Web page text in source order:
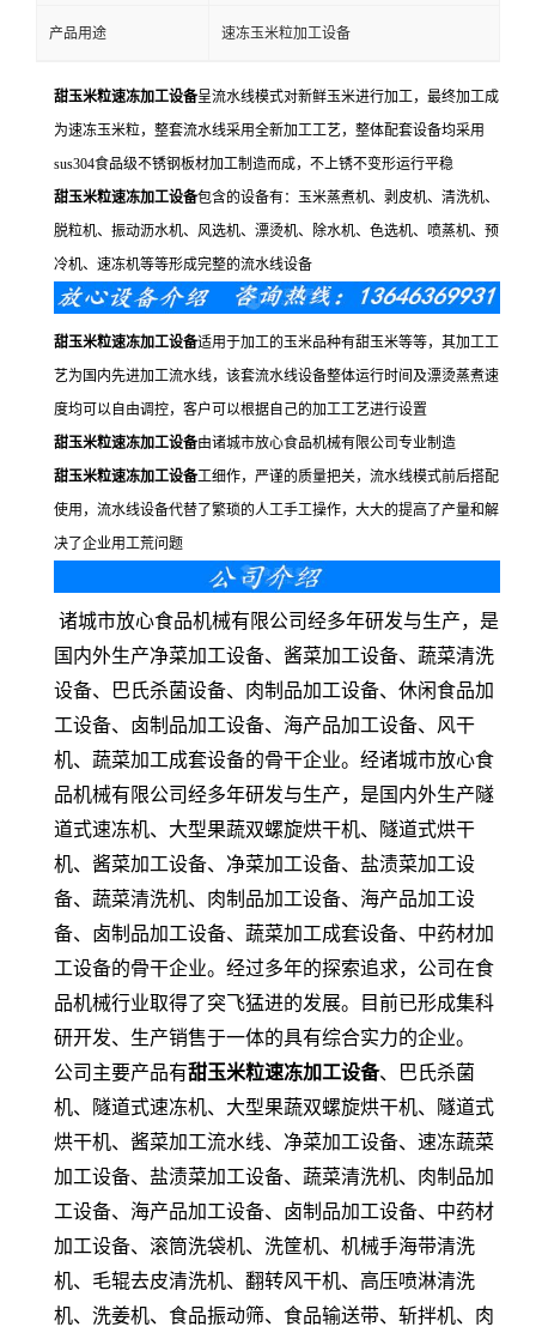
产品用途 速冻玉米粒加工设备
甜玉米粒速冻加工设备呈流水线模式对新鲜玉米进行加工，最终加工成
为速冻玉米粒，整套流水线采用全新加工工艺，整体配套设备均采用
sus304食品级不锈钢板材加工制造而成，不上锈不变形运行平稳
甜玉米粒速冻加工设备包含的设备有：玉米蒸煮机、剥皮机、清洗机、
脱粒机、振动沥水机、风选机、漂烫机、除水机、色选机、喷蒸机、预
冷机、速冻机等等形成完整的流水线设备
甜玉米粒速冻加工设备适用于加工的玉米品种有甜玉米等等，其加工工
艺为国内先进加工流水线，该套流水线设备整体运行时间及漂烫蒸煮速
度均可以自由调控，客户可以根据自己的加工工艺进行设置
甜玉米粒速冻加工设备由诸城市放心食品机械有限公司专业制造
甜玉米粒速冻加工设备工细作，严谨的质量把关，流水线模式前后搭配
使用，流水线设备代替了繁琐的人工手工操作，大大的提高了产量和解
决了企业用工荒问题
诸城市放心食品机械有限公司经多年研发与生产，是
国内外生产净菜加工设备、酱菜加工设备、蔬菜清洗
设备、巴氏杀菌设备、肉制品加工设备、休闲食品加
工设备、卤制品加工设备、海产品加工设备、风干
机、蔬菜加工成套设备的骨干企业。经诸城市放心食
品机械有限公司经多年研发与生产，是国内外生产隧
道式速冻机、大型果蔬双螺旋烘干机、隧道式烘干
机、酱菜加工设备、净菜加工设备、盐渍菜加工设
备、蔬菜清洗机、肉制品加工设备、海产品加工设
备、卤制品加工设备、蔬菜加工成套设备、中药材加
工设备的骨干企业。经过多年的探索追求，公司在食
品机械行业取得了突飞猛进的发展。目前已形成集科
研开发、生产销售于一体的具有综合实力的企业。
公司主要产品有甜玉米粒速冻加工设备、巴氏杀菌
机、隧道式速冻机、大型果蔬双螺旋烘干机、隧道式
烘干机、酱菜加工流水线、净菜加工设备、速冻蔬菜
加工设备、盐渍菜加工设备、蔬菜清洗机、肉制品加
工设备、海产品加工设备、卤制品加工设备、中药材
加工设备、滚筒洗袋机、洗筐机、机械手海带清洗
机、毛辊去皮清洗机、翻转风干机、高压喷淋清洗
机、洗姜机、食品振动筛、食品输送带、斩拌机、肉